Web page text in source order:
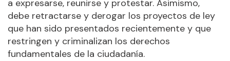
a expresarse, reunirse y protestar. Asimismo,
debe retractarse y derogar los proyectos de ley
que han sido presentados recientemente y que
restringen y criminalizan los derechos
fundamentales de la ciudadanía.